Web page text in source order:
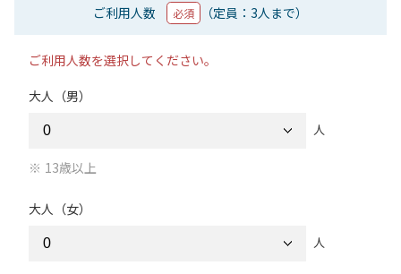
ご利用人数 必須 （定員：3人まで）
ご利用人数を選択してください。
大人（男）
人
13歳以上
大人（女）
人